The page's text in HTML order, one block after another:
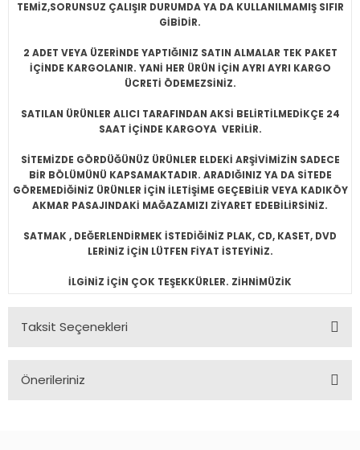
TEMİZ,SORUNSUZ ÇALIŞIR DURUMDA YA DA KULLANILMAMIŞ SIFIR
GİBİDİR.
2 ADET VEYA ÜZERİNDE YAPTIĞINIZ SATIN ALMALAR TEK PAKET
İÇİNDE KARGOLANIR. YANİ HER ÜRÜN İÇİN AYRI AYRI KARGO
ÜCRETİ ÖDEMEZSİNİZ.
SATILAN ÜRÜNLER ALICI TARAFINDAN AKSİ BELİRTİLMEDİKÇE 24
SAAT İÇİNDE KARGOYA VERİLİR.
SİTEMİZDE GÖRDÜĞÜNÜZ ÜRÜNLER ELDEKİ ARŞİVİMİZİN SADECE
BİR BÖLÜMÜNÜ KAPSAMAKTADIR. ARADIĞINIZ YA DA SİTEDE
GÖREMEDİĞİNİZ ÜRÜNLER İÇİN İLETİŞİME GEÇEBİLİR VEYA KADIKÖY
AKMAR PASAJINDAKİ MAĞAZAMIZI ZİYARET EDEBİLİRSİNİZ.
SATMAK , DEĞERLENDİRMEK İSTEDİĞİNİZ PLAK, CD, KASET, DVD
LERİNİZ İÇİN LÜTFEN FİYAT İSTEYİNİZ.
İLGİNİZ İÇİN ÇOK TEŞEKKÜRLER. ZİHNİMÜZİK
Taksit Seçenekleri
Önerileriniz